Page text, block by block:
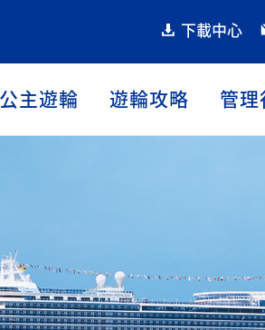
下載中心
主遊輪 遊輪攻略 管理